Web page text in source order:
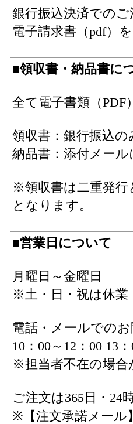
銀行振込決済での
電子請求書（pdf）
■領収書・納品書に
全て電子書類（
領収書：銀行振込
納品書：添付メール
※領収書は二重発行
となります。
■営業日について
月曜日～金曜日
※土・日・祝は休業
電話・メールでの
10：00～12：00 13
※担当者不在の場合
ご注文は365日・24
※【注文承諾メール